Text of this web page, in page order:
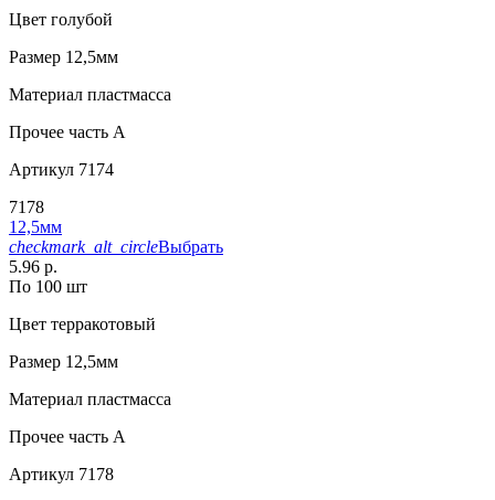
Цвет голубой
Размер 12,5мм
Материал пластмасса
Прочее часть A
Артикул 7174
7178
12,5мм
checkmark_alt_circleВыбрать
5.96 р.
По 100 шт
Цвет терракотовый
Размер 12,5мм
Материал пластмасса
Прочее часть A
Артикул 7178